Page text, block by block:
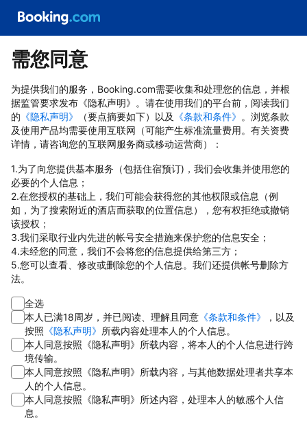
需您同意
为提供我们的服务，Booking.com需要收集和处理您的信息，并根
据监管要求发布《隐私声明》。请在使用我们的平台前，阅读我们
的 《隐私声明》 （要点摘要如下）以及 《条款和条件》 。浏览条款
及使用产品均需要使用互联网（可能产生标准流量费用。有关资费
详情，请咨询您的互联网服务商或移动运营商）：
1.为了向您提供基本服务（包括住宿预订)，我们会收集并使用您的
必要的个人信息；
2.在您授权的基础上，我们可能会获得您的其他权限或信息（例
如，为了搜索附近的酒店而获取的位置信息），您有权拒绝或撤销
该授权；
3.我们采取行业内先进的帐号安全措施来保护您的信息安全；
4.未经您的同意，我们不会将您的信息提供给第三方；
5.您可以查看、修改或删除您的个人信息。我们还提供帐号删除方
法。
全选
本人已满18周岁，并已阅读、理解且同意 《条款和条件》
，以及
按照 《隐私声明》 所载内容处理本人的个人信息。
本人同意按照《隐私声明》所载内容，将本人的个人信息进行跨
境传输。
本人同意按照《隐私声明》所载内容，与其他数据处理者共享本
人的个人信息。
本人同意按照《隐私声明》所述内容，处理本人的敏感个人信
息。